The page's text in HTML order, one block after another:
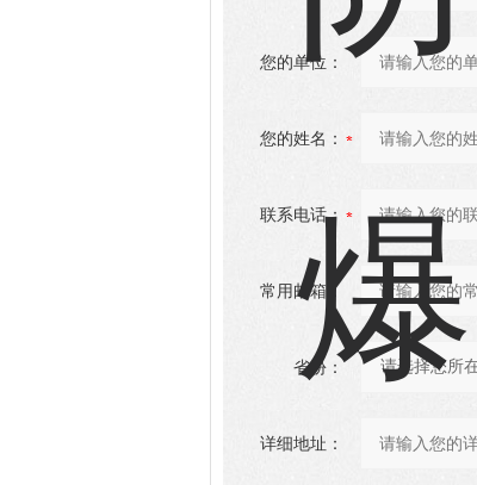
您的单位：
您的姓名：
联系电话：
常用邮箱：
省份：
详细地址：